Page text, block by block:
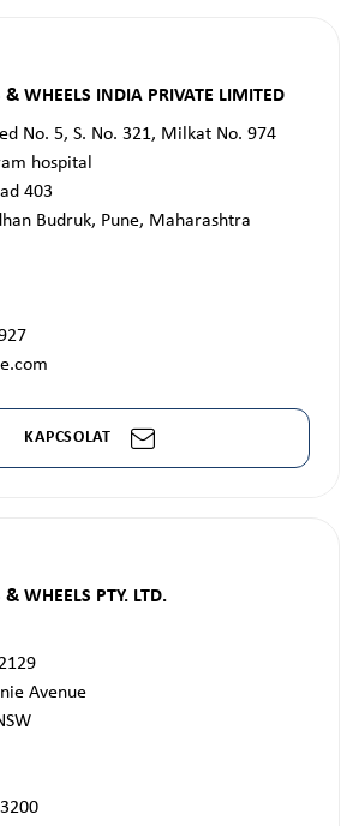
& WHEELS INDIA PRIVATE LIMITED
No. 5, S. No. 321, Milkat No. 974
hospital
403
Budruk, Pune, Maharashtra
KAPCSOLAT
& WHEELS PTY. LTD.
Avenue